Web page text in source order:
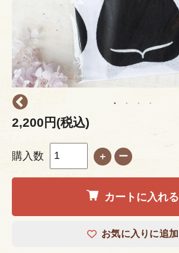
2,200円(税込)
購入数 ＋ ー
カートに入れる
お気に入りに追加